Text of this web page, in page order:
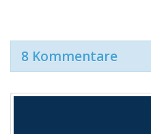
8 Kommentare